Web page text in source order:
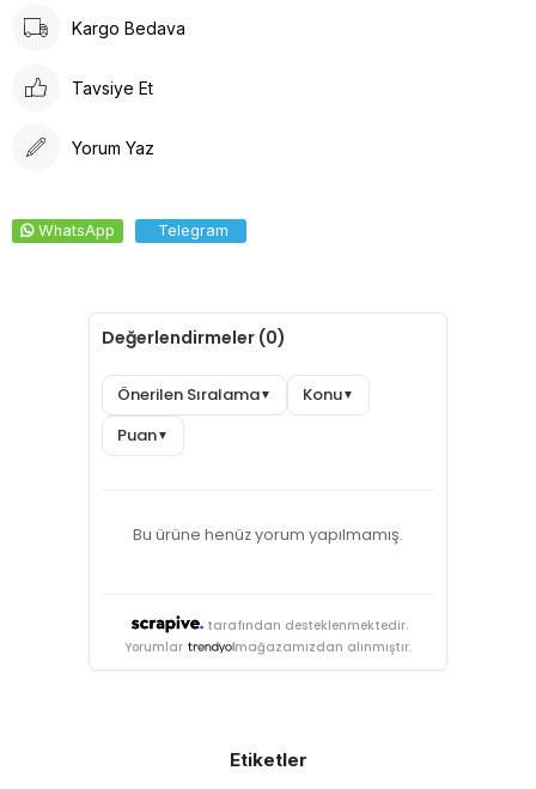
Kargo Bedava
Tavsiye Et
Yorum Yaz
WhatsApp Telegram
Değerlendirmeler (0)
Önerilen Sıralama▼ Konu▼
Puan▼
Bu ürüne henüz yorum yapılmamış.
tarafından desteklenmektedir.
Yorumlar
mağazamızdan alınmıştır.
Etiketler